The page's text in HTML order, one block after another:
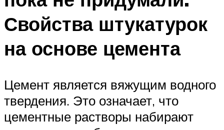
Свойства штукатурок
на основе цемента
Цемент является вяжущим водного
твердения. Это означает, что
цементные растворы набирают